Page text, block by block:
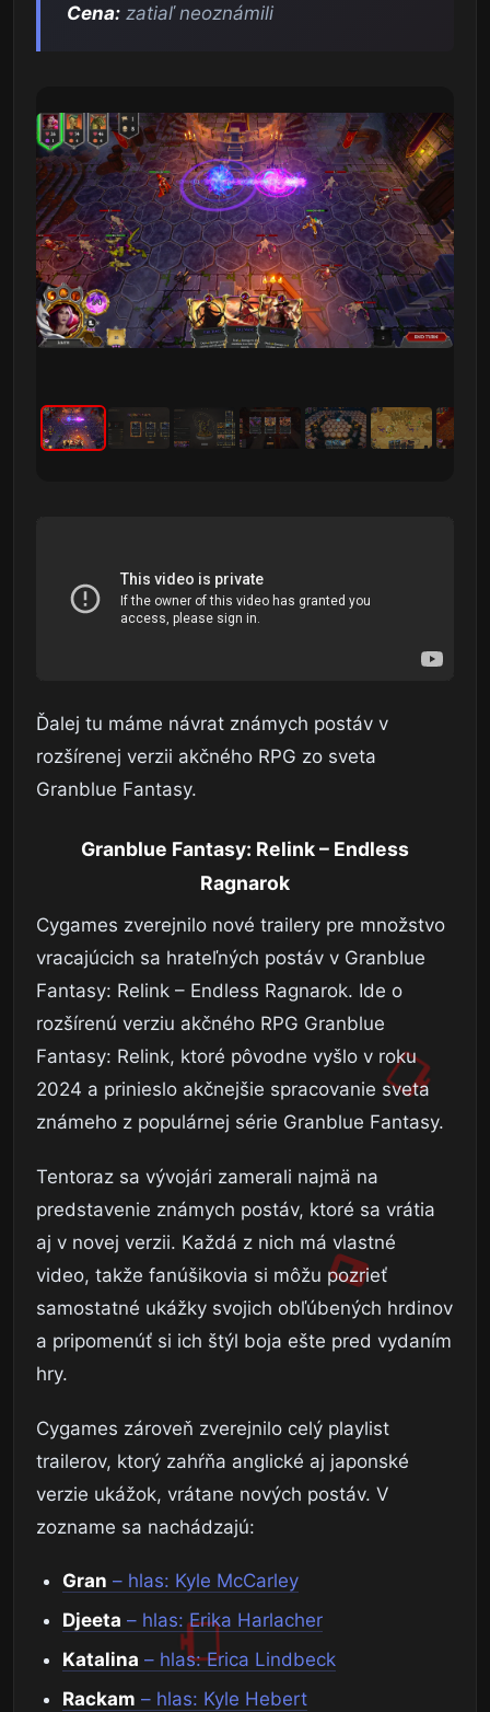
Cena: zatiaľ neoznámili
Ďalej tu máme návrat známych postáv v
rozšírenej verzii akčného RPG zo sveta
Granblue Fantasy.
Granblue Fantasy: Relink – Endless
Ragnarok
Cygames zverejnilo nové trailery pre množstvo
vracajúcich sa hrateľných postáv v Granblue
Fantasy: Relink – Endless Ragnarok. Ide o
rozšírenú verziu akčného RPG Granblue
Fantasy: Relink, ktoré pôvodne vyšlo v roku
2024 a prinieslo akčnejšie spracovanie sveta
známeho z populárnej série Granblue Fantasy.
Tentoraz sa vývojári zamerali najmä na
predstavenie známych postáv, ktoré sa vrátia
aj v novej verzii. Každá z nich má vlastné
video, takže fanúšikovia si môžu pozrieť
samostatné ukážky svojich obľúbených hrdinov
a pripomenúť si ich štýl boja ešte pred vydaním
hry.
Cygames zároveň zverejnilo celý playlist
trailerov, ktorý zahŕňa anglické aj japonské
verzie ukážok, vrátane nových postáv. V
zozname sa nachádzajú:
Gran – hlas: Kyle McCarley
Djeeta – hlas: Erika Harlacher
Katalina – hlas: Erica Lindbeck
Rackam – hlas: Kyle Hebert